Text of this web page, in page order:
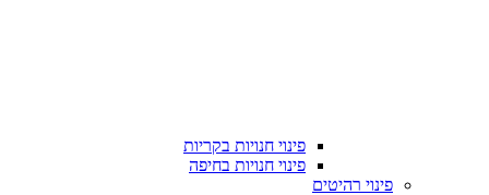
פינוי חנויות בקריות
פינוי חנויות בחיפה
פינוי רהיטים